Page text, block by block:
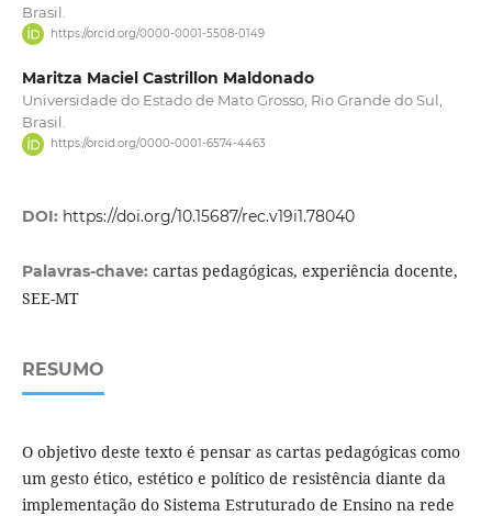
Brasil.
https://orcid.org/0000-0001-5508-0149
Maritza Maciel Castrillon Maldonado
Universidade do Estado de Mato Grosso, Rio Grande do Sul,
Brasil.
https://orcid.org/0000-0001-6574-4463
DOI: https://doi.org/10.15687/rec.v19i1.78040
Palavras-chave: cartas pedagógicas, experiência docente,
SEE-MT
RESUMO
O objetivo deste texto é pensar as cartas pedagógicas como
um gesto ético, estético e político de resistência diante da
implementação do Sistema Estruturado de Ensino na rede